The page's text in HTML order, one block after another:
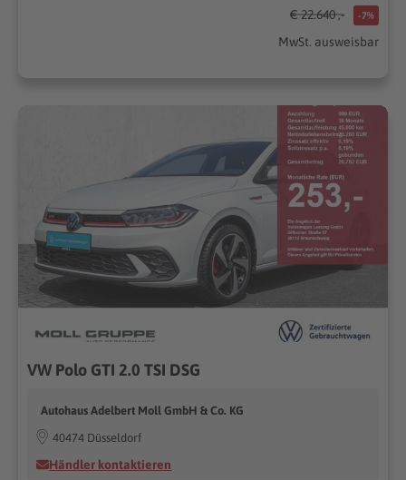
€ 22.640 ,- -7%
MwSt. ausweisbar
VW Polo GTI 2.0 TSI DSG
Autohaus Adelbert Moll GmbH & Co. KG
40474 Düsseldorf
Händler kontaktieren